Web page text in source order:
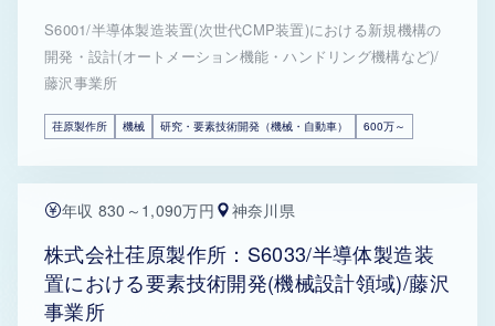
S6001/半導体製造装置(次世代CMP装置)における新規機構の
開発・設計(オートメーション機能・ハンドリング機構など)/
藤沢事業所
荏原製作所 機械 研究・要素技術開発（機械・自動車） 600万～
年収 830～1,090万円 神奈川県
株式会社荏原製作所：S6033/半導体製造装
置における要素技術開発(機械設計領域)/藤沢
事業所